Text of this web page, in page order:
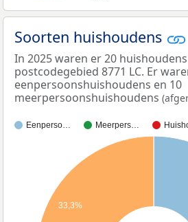
Soorten huishoudens
In 2025 waren er 20
postcodegebied 8771 LC. Er
eenpersoonshuishoudens en 10
meerpersoonshuishoudens
Eenperso… Meerpers…
33,3%